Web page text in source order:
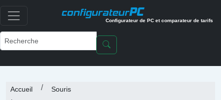
configurateurPC
Configurateur de PC et comparateur de tarifs
Accueil
Souris